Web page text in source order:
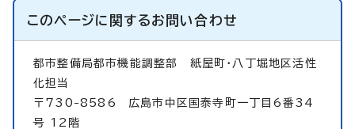
このページに関するお問い合わせ
都市整備局都市機能調整部 紙屋町・八丁堀地区活性
化担当
〒730-8586 広島市中区国泰寺町一丁目6番34
号 12階